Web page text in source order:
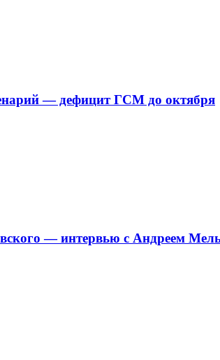
— дефицит ГСМ до октября
— интервью с Андреем